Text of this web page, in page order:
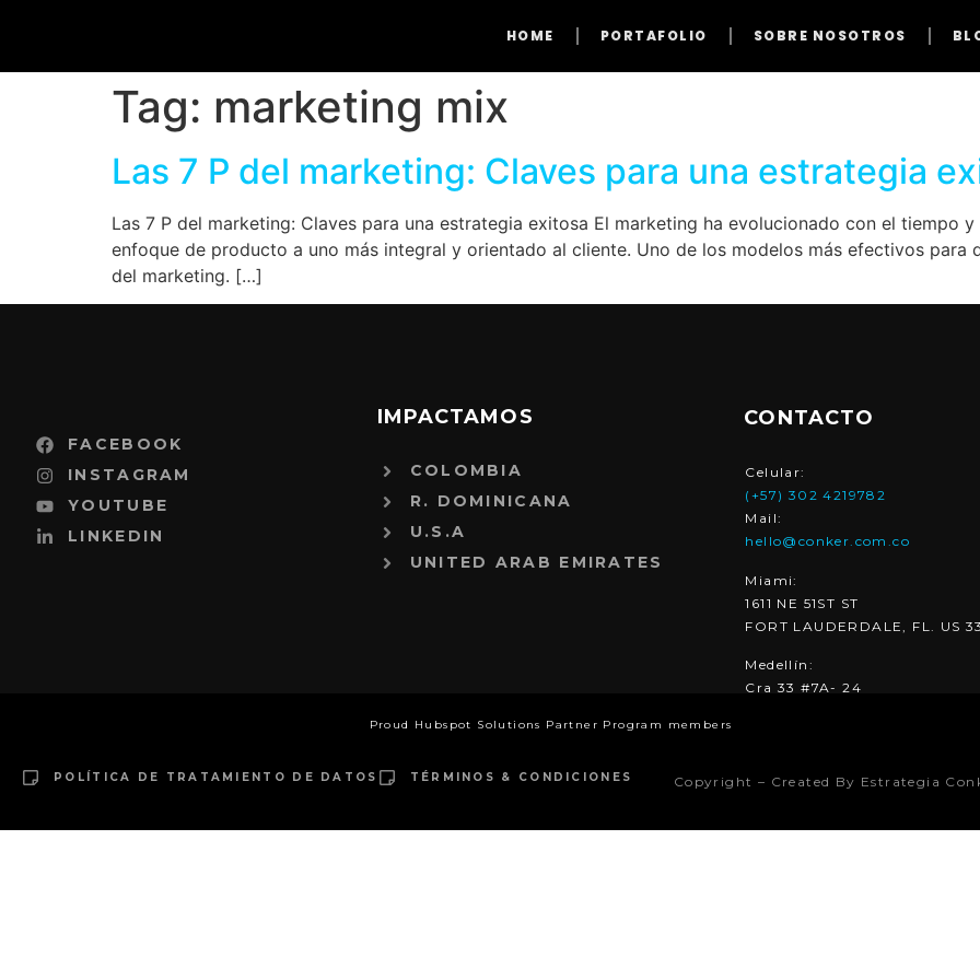
HOME PORTAFOLIO SOBRE NOSOTROS
Tag: marketing mix
Las 7 P del marketing: Claves para una estrategia
Las 7 P del marketing: Claves para una estrategia exitosa El marketing ha evolucionado con el tiempo
enfoque de producto a uno más integral y orientado al cliente. Uno de los modelos más efectivos para
del marketing. […]
FACEBOOK
INSTAGRAM
YOUTUBE
LINKEDIN
IMPACTAMOS
COLOMBIA
R. DOMINICANA
U.S.A
UNITED ARAB EMIRATES
CONTACTO
Celular:
(+57) 302 4219782
Mail:
hello@conker.com.co
Miami:
1611 NE 51ST ST
FORT LAUDERDALE, FL. US
Medellín:
Cra 33 #7A- 24
Proud Hubspot Solutions Partner Program members
POLÍTICA DE TRATAMIENTO DE DATOS TÉRMINOS & CONDICIONES Copyright – Created By Estrategia